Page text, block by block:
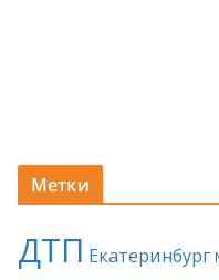
Метки
ДТП Екатеринбург